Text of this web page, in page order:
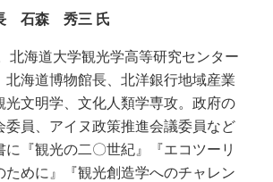
石森 秀三 氏
北海道大学観光学高等研究センター
北海道博物館長、北洋銀行地域産業
光文明学、文化人類学専攻。政府の
委員、アイヌ政策推進会議委員など
に『観光の二〇世紀』『エコツーリ
ために』『観光創造学へのチャレン